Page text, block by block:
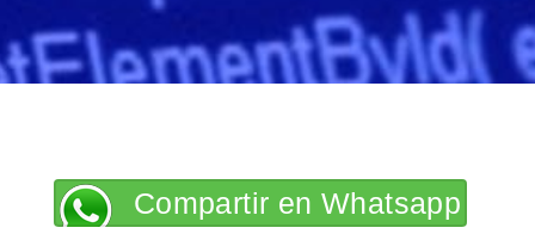
Compartir en Whatsapp